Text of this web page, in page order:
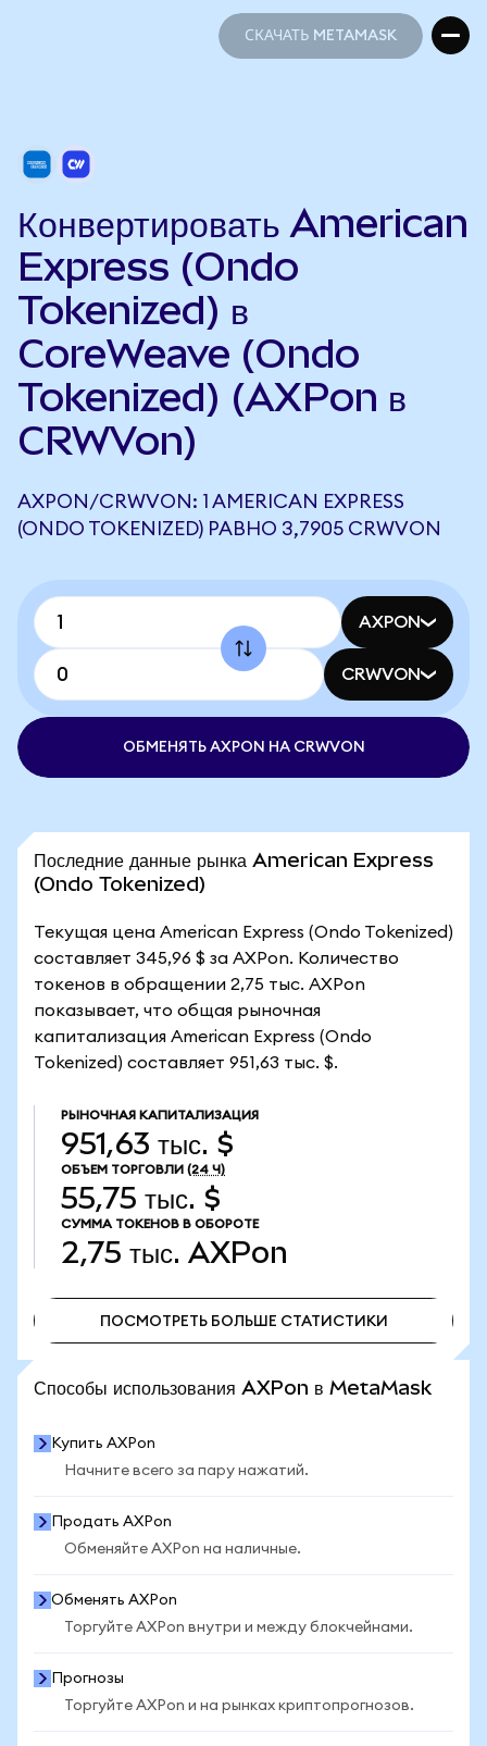
СКАЧАТЬ METAMASK
Конвертировать American
Express (Ondo
Tokenized) в
CoreWeave (Ondo
Tokenized) (AXPon в
CRWVon)
AXPON/CRWVON: 1 AMERICAN EXPRESS
(ONDO TOKENIZED) РАВНО 3,7905 CRWVON
AXPON
CRWVON
ОБМЕНЯТЬ AXPON НА CRWVON
Последние данные рынка American Express
(Ondo Tokenized)
Текущая цена American Express (Ondo Tokenized)
составляет 345,96 $ за AXPon. Количество
токенов в обращении 2,75 тыс. AXPon
показывает, что общая рыночная
капитализация American Express (Ondo
Tokenized) составляет 951,63 тыс. $.
РЫНОЧНАЯ КАПИТАЛИЗАЦИЯ
951,63 тыс. $
ОБЪЕМ ТОРГОВЛИ (24 Ч)
55,75 тыс. $
СУММА ТОКЕНОВ В ОБОРОТЕ
2,75 тыс. AXPon
ПОСМОТРЕТЬ БОЛЬШЕ СТАТИСТИКИ
Способы использования AXPon в MetaMask
Купить AXPon
Начните всего за пару нажатий.
Продать AXPon
Обменяйте AXPon на наличные.
Обменять AXPon
Торгуйте AXPon внутри и между блокчейнами.
Прогнозы
Торгуйте AXPon и на рынках криптопрогнозов.